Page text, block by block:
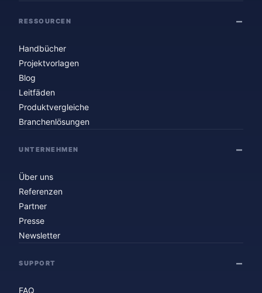
RESSOURCEN
Handbücher
Projektvorlagen
Blog
Leitfäden
Produktvergleiche
Branchenlösungen
UNTERNEHMEN
Über uns
Referenzen
Partner
Presse
Newsletter
SUPPORT
FAQ